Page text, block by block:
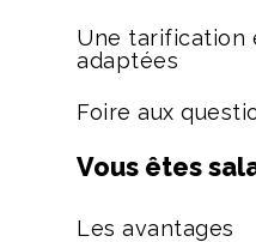
Une tarification
adaptées
Foire aux
Vous êtes
Les avantages